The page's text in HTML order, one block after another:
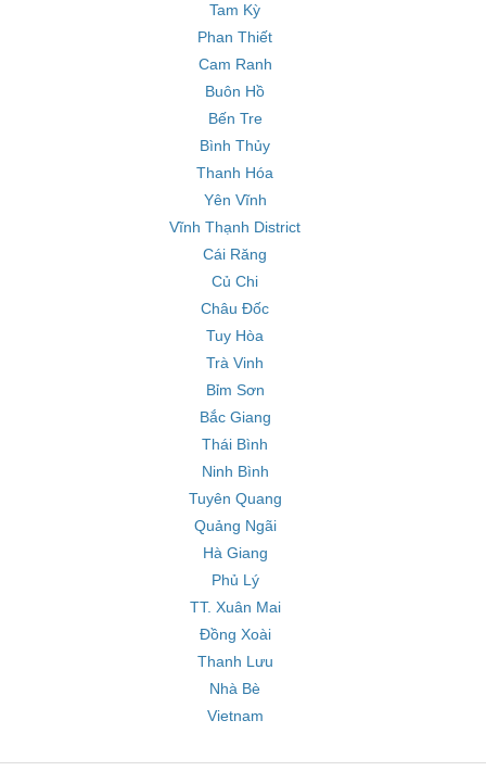
Tam Kỳ
Phan Thiết
Cam Ranh
Buôn Hồ
Bến Tre
Bình Thủy
Thanh Hóa
Yên Vĩnh
Vĩnh Thạnh District
Cái Răng
Củ Chi
Châu Đốc
Tuy Hòa
Trà Vinh
Bỉm Sơn
Bắc Giang
Thái Bình
Ninh Bình
Tuyên Quang
Quảng Ngãi
Hà Giang
Phủ Lý
TT. Xuân Mai
Đồng Xoài
Thanh Lưu
Nhà Bè
Vietnam